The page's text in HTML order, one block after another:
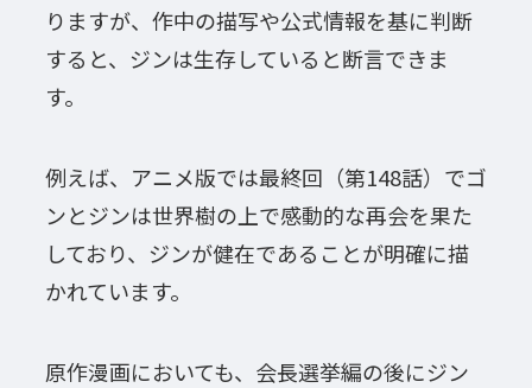
りますが、作中の描写や公式情報を基に判断
すると、ジンは生存していると断言できま
す。
例えば、アニメ版では最終回（第148話）でゴ
ンとジンは世界樹の上で感動的な再会を果た
しており、ジンが健在であることが明確に描
かれています。
原作漫画においても、会長選挙編の後にジン